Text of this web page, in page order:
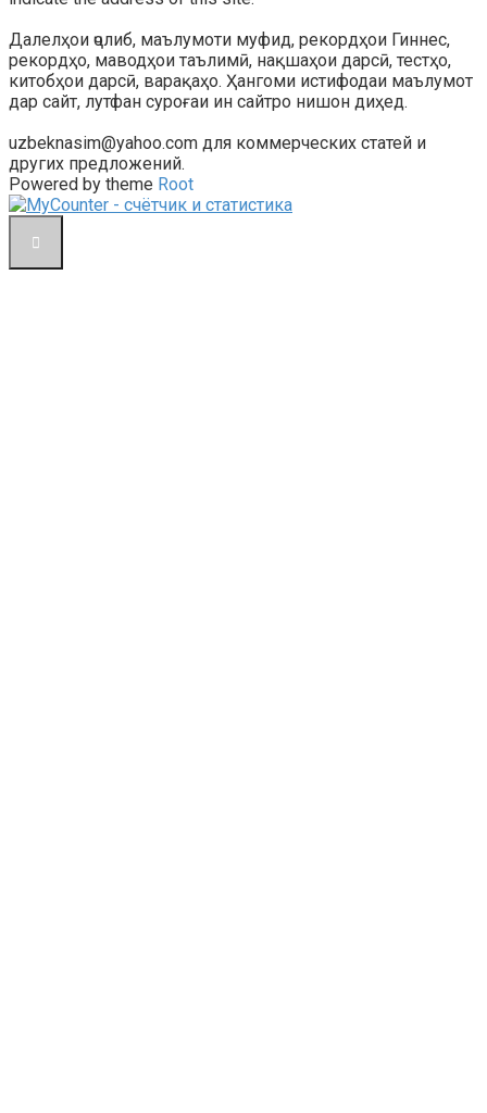
Далелҳои ҷолиб, маълумоти муфид, рекордҳои Гиннес,
рекордҳо, маводҳои таълимӣ, нақшаҳои дарсӣ, тестҳо,
китобҳои дарсӣ, варақаҳо. Ҳангоми истифодаи маълумот
дар сайт, лутфан суроғаи ин сайтро нишон диҳед.
uzbeknasim@yahoo.com для коммерческих статей и
других предложений.
Powered by theme Root